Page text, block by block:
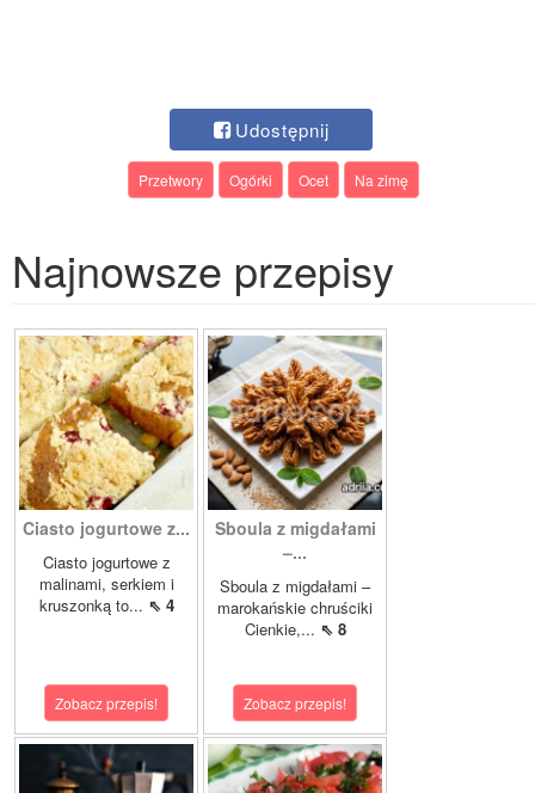
Udostępnij
Przetwory Ogórki Ocet Na zimę
Najnowsze przepisy
Ciasto jogurtowe z...
Ciasto jogurtowe z
malinami, serkiem i
kruszonką to... ⇖ 4
Zobacz przepis!
Sboula z migdałami
–...
Sboula z migdałami –
marokańskie chruściki
Cienkie,... ⇖ 8
Zobacz przepis!